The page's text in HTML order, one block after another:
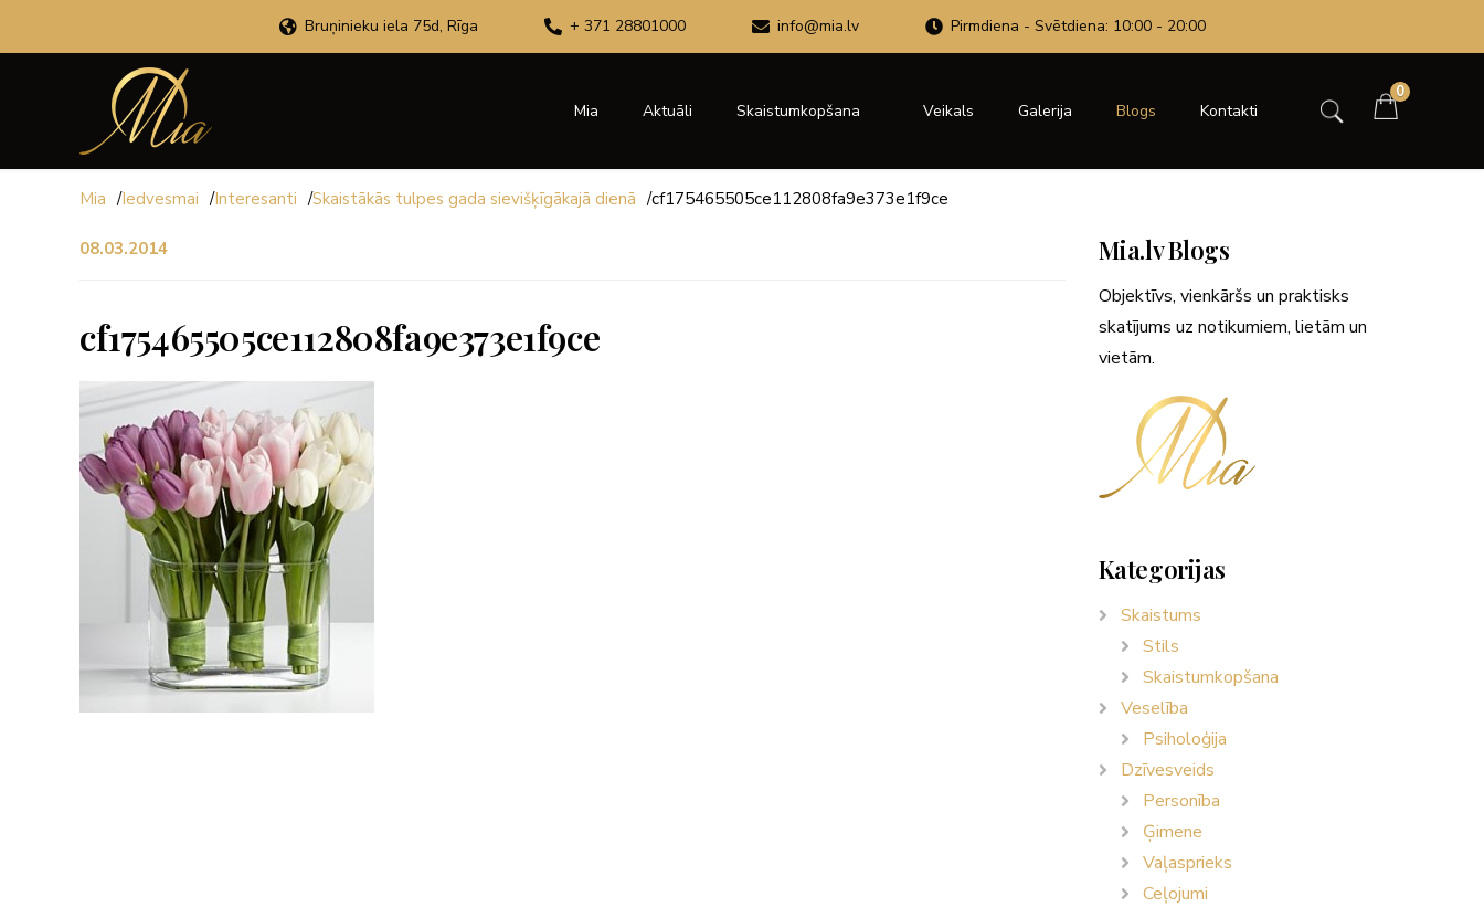
Bruņinieku iela 75d, Rīga + 371 28801000 info@mia.lv Pirmdiena - Svētdiena: 10:00 - 20:00
Mia Aktuāli Skaistumkopšana Veikals Galerija Blogs Kontakti
0
Mia /Iedvesmai /Interesanti /Skaistākās tulpes gada sievišķīgākajā dienā /cf175465505ce112808fa9e373e1f9ce
08.03.2014
cf175465505ce112808fa9e373e1f9ce
Mia.lv Blogs
Objektīvs, vienkāršs un praktisks
skatījums uz notikumiem, lietām un
vietām.
Kategorijas
Skaistums
Stils
Skaistumkopšana
Veselība
Psiholoģija
Dzīvesveids
Personība
Ģimene
Vaļasprieks
Ceļojumi